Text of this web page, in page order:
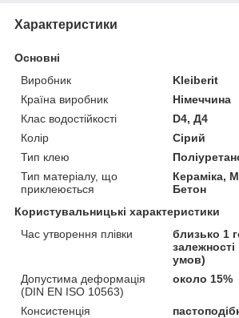
Характеристики
Основні
Виробник
Kleiberit
Країна виробник
Німеччина
Клас водостійкості
D4, Д4
Колір
Сірий
Тип клею
Тип матеріалу, що
приклеюється
Кераміка,
Бетон
Користувальницькі характеристики
Час утворення плівки
близько 1
залежності
умов)
Допустима деформація
(DIN EN ISO 10563)
около 15%
Консистенція